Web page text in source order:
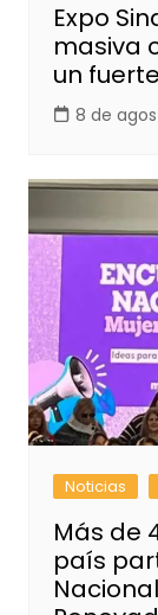
Expo
masiva
un
8 de
Noticias
Más de
país